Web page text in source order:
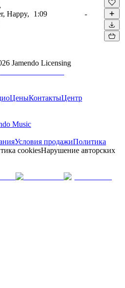
Happy,
1:09 -
Jamendo Licensing
ЦеныКонтактыЦентр
Music
Условия продажиПолитика
cookiesНарушение авторских